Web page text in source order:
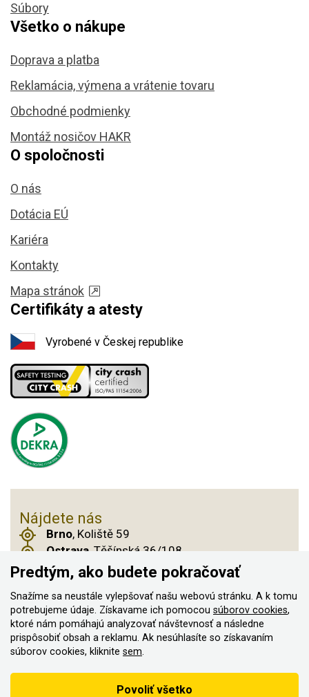
Súbory
Všetko o nákupe
Doprava a platba
Reklamácia, výmena a vrátenie tovaru
Obchodné podmienky
Montáž nosičov HAKR
O spoločnosti
O nás
Dotácia EÚ
Kariéra
Kontakty
Mapa stránok
Certifikáty a atesty
Vyrobené v Českej republike
Nájdete nás
Brno, Koliště 59
Ostrava, Těšínská 36/108
Praha 14, Českobrodská 901
© 2011–2026 ASN Hakr Brno. Všetky práva
vyhradené
Vytvorilo
Podľa zákona o evidencii tržieb je predávajúci povinný vystaviť
Predtým, ako budete pokračovať
Snažíme sa neustále vylepšovať našu webovú stránku. A k tomu
potrebujeme údaje. Získavame ich pomocou súborov cookies,
ktoré nám pomáhajú analyzovať návštevnosť a následne
prispôsobiť obsah a reklamu. Ak nesúhlasíte so získavaním
súborov cookies, kliknite sem.
Povoliť všetko